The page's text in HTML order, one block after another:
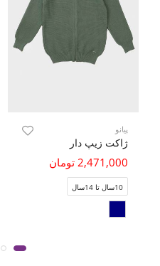
پیانو
ژاکت زیپ دار
2,471,000 تومان
10سال تا 14سال